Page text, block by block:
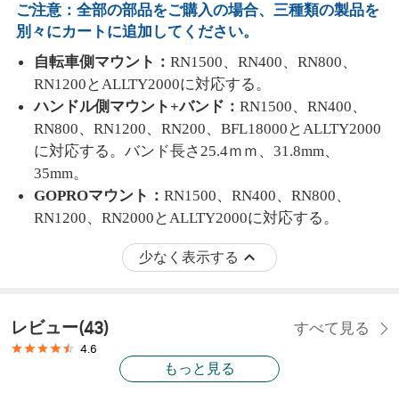
ご注意：全部の部品をご購入の場合、三種類の製品を
別々にカートに追加してください。
自転車側マウント ： RN1500、RN400、RN800、
RN1200とALLTY2000に対応する。
ハンドル側マウント +バンド ： RN1500、RN400、
RN800、RN1200、RN200、BFL18000とALLTY2000
に対応する。バンド長さ25.4ｍｍ 、 31.8mm、
35mm。
GOPROマウント ： RN1500、RN400、RN800、
RN1200、RN2000とALLTY2000に対応する。
少なく表示する
レビュー(43) すべて見る
4.6
もっと見る